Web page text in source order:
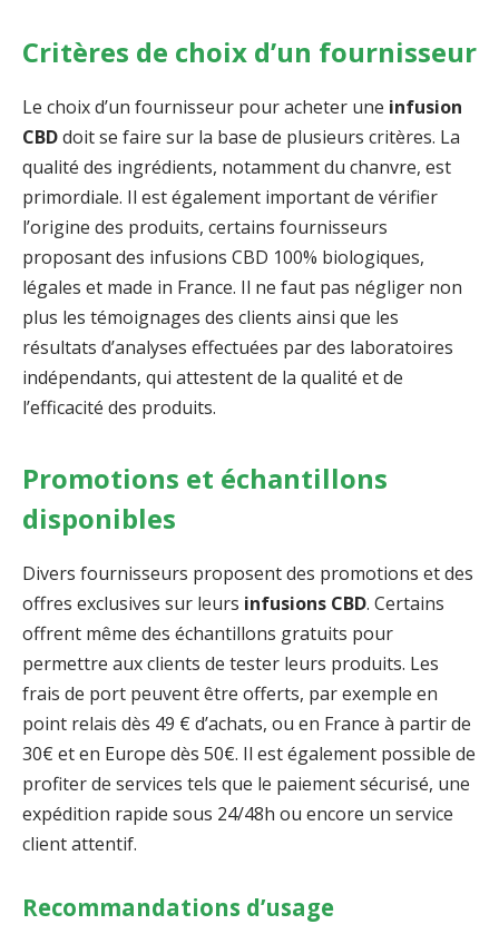
Critères de choix d’un fournisseur
Le choix d’un fournisseur pour acheter une infusion
CBDdoit se faire sur la base de plusieurs critères. La
qualité des ingrédients, notamment du chanvre, est
primordiale. Il est également important de vérifier
l’origine des produits, certains fournisseurs
proposant des infusions CBD 100% biologiques,
légales et made in France. Il ne faut pas négliger non
plus les témoignages des clients ainsi que les
résultats d’analyses effectuées par des laboratoires
indépendants, qui attestent de la qualité et de
l’efficacité des produits.
Promotions et échantillons
disponibles
Divers fournisseurs proposent des promotions et des
offres exclusives sur leurs infusions CBD. Certains
offrent même des échantillons gratuits pour
permettre aux clients de tester leurs produits. Les
frais de port peuvent être offerts, par exemple en
point relais dès 49 € d’achats, ou en France à partir de
30€ et en Europe dès 50€. Il est également possible de
profiter de services tels que le paiement sécurisé, une
expédition rapide sous 24/48h ou encore un service
client attentif.
Recommandations d’usage